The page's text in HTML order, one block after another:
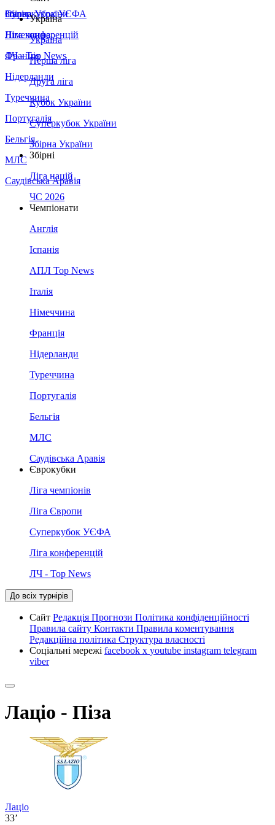
Збірна України
Італія
Німеччина
Франція
Нідерланди
Туреччина
Португалія
Бельгія
МЛС
Саудівська Аравія
Суперкубок УЄФА
Ліга конференцій
ЛЧ - Top News
Україна
Україна
Перша ліга
Друга ліга
Кубок України
Суперкубок України
Збірна України
Збірні
Ліга націй
ЧС 2026
Чемпіонати
Англія
Іспанія
АПЛ Top News
Італія
Німеччина
Франція
Нідерланди
Туреччина
Португалія
Бельгія
МЛС
Саудівська Аравія
Єврокубки
Ліга чемпіонів
Ліга Європи
Суперкубок УЄФА
Ліга конференцій
ЛЧ - Top News
До всіх турнірів
Сайт Редакція Прогнози Політика конфіденційності
Правила сайту Контакти Правила коментування
Редакційна політика Структура власності
Соціальні мережі facebook x youtube instagram telegram
viber
Лаціо - Піза
Лаціо
33’